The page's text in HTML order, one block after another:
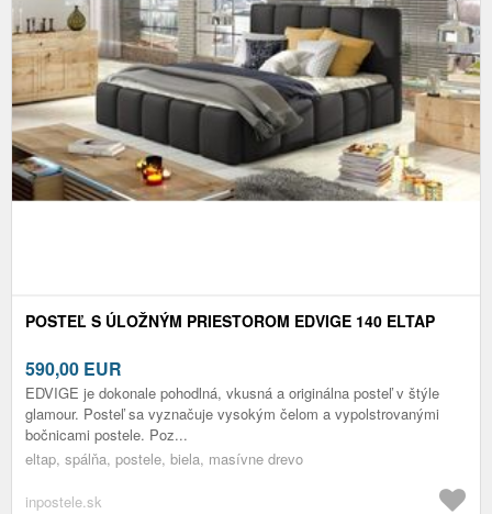
POSTEĽ S ÚLOŽNÝM PRIESTOROM EDVIGE 140 ELTAP
590,00 EUR
EDVIGE je dokonale pohodlná, vkusná a originálna posteľ v štýle
glamour. Posteľ sa vyznačuje vysokým čelom a vypolstrovanými
bočnicami postele. Poz...
eltap, spálňa, postele, biela, masívne drevo
inpostele.sk